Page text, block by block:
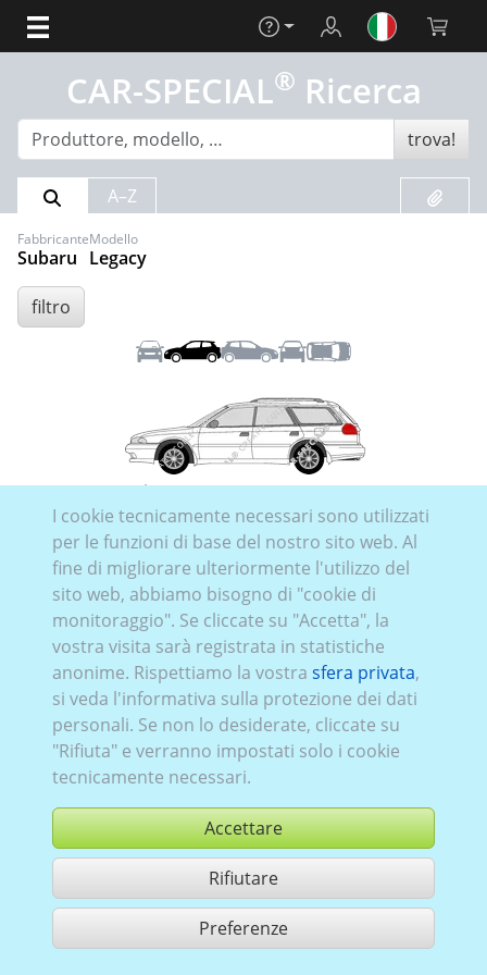
Aiuto Login Carrello
CAR-SPECIAL® Ricerca
trova!
Risultato della ricerca
A–Z
Fabbricante
Subaru
Modello
Legacy
filtro
Anteriore
SinistraDestraPosteriore
Tetto
Suba_008:1994–1999,5 porte
comprare
condividi 1 risultati di ricerca
I cookie tecnicamente necessari sono utilizzati
per le funzioni di base del nostro sito web. Al
fine di migliorare ulteriormente l'utilizzo del
sito web, abbiamo bisogno di "cookie di
monitoraggio". Se cliccate su "Accetta", la
vostra visita sarà registrata in statistiche
anonime. Rispettiamo la vostra sfera privata,
si veda l'informativa sulla protezione dei dati
personali. Se non lo desiderate, cliccate su
"Rifiuta" e verranno impostati solo i cookie
tecnicamente necessari.
Accettare
Rifiutare
Preferenze